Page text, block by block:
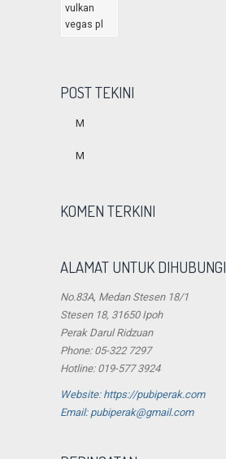
POST TEKINI
M
M
KOMEN TERKINI
ALAMAT UNTUK DIHUBUNGI
No.83A, Medan Stesen 18/1
Stesen 18, 31650 Ipoh
Perak Darul Ridzuan
Phone: 05-322 7297
Hotline: 019-577 3924
Website: https://pubiperak.com
Email: pubiperak@gmail.com